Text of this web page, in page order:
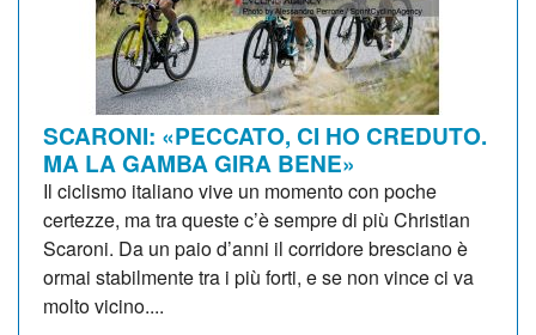
SCARONI: «PECCATO, CI HO CREDUTO.
MA LA GAMBA GIRA BENE»
Il ciclismo italiano vive un momento con poche
certezze, ma tra queste c’è sempre di più Christian
Scaroni. Da un paio d’anni il corridore bresciano è
ormai stabilmente tra i più forti, e se non vince ci va
molto vicino....